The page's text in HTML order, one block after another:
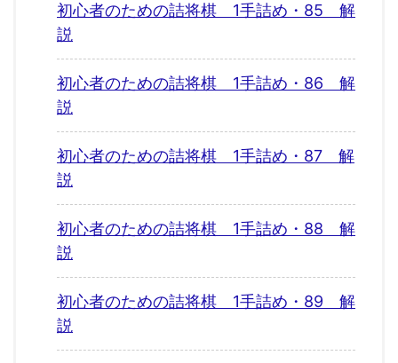
初心者のための詰将棋 1手詰め・85 解
説
初心者のための詰将棋 1手詰め・86 解
説
初心者のための詰将棋 1手詰め・87 解
説
初心者のための詰将棋 1手詰め・88 解
説
初心者のための詰将棋 1手詰め・89 解
説